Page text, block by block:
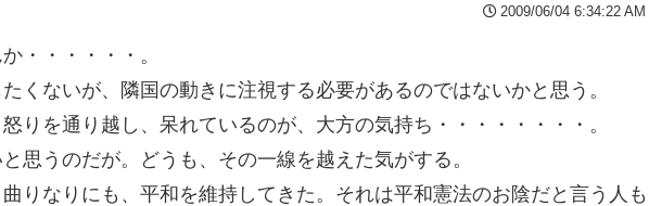
2009/06/04 6:34:22 AM
・・・・・・。
くないが、隣国の動きに注視する必要があるのではないかと思う。
りを通り越し、呆れているのが、大方の気持ち・・・・・・・・。
思うのだが。どうも、その一線を越えた気がする。
りなりにも、平和を維持してきた。それは平和憲法のお陰だと言う人も